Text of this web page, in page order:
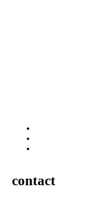
contact